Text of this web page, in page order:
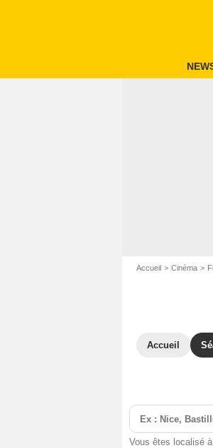
Accueil Cinéma
Accueil
Vous êtes localisé